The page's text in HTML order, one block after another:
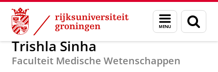
Skip
Content
Skip
Navigation
Menu
en
zoeken
Alumni GUF-100 prijzen 2020
Trishla Sinha
Faculteit Medische Wetenschappen